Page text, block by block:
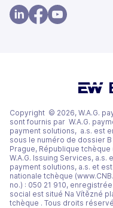
dans
un
onglet)
Copyright © 2026, W.A.G.
sont fournis par W.A.G.
payment solutions, a.s. est
sous le numéro de dossier
Prague, République
W.A.G. Issuing Services, a.s.
payment solutions, a.s. et
nationale tchèque
no.) : 050 21 910,
social est situé Na Vítězné
tchèque . Tous droits